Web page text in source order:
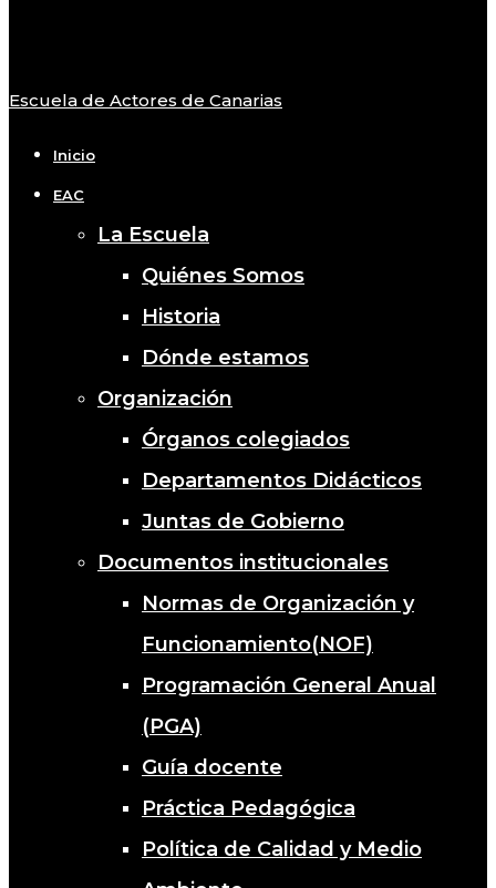
Close
Escuela de Actores de Canarias
Inicio
EAC
La Escuela
Quiénes Somos
Historia
Dónde estamos
Organización
Órganos colegiados
Departamentos Didácticos
Juntas de Gobierno
Documentos institucionales
Normas de Organización y
Funcionamiento(NOF)
Programación General Anual
(PGA)
Guía docente
Práctica Pedagógica
Política de Calidad y Medio